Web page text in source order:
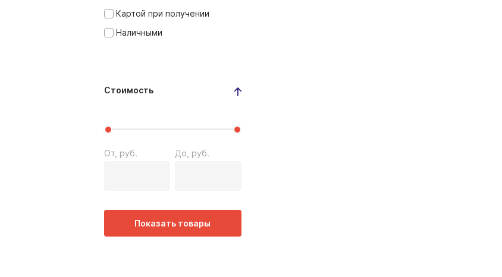
Картой при получении
Наличными
Стоимость
От, руб. До, руб.
Показать товары